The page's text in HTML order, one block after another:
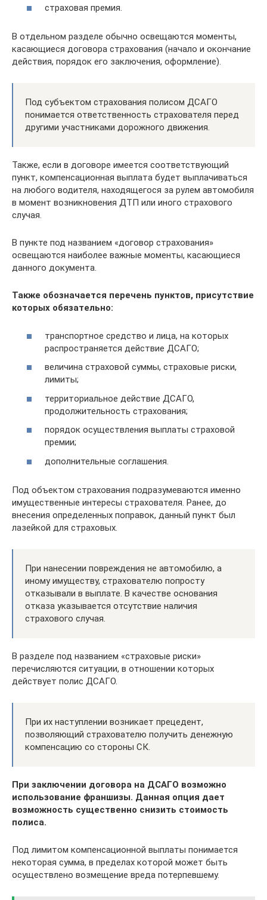
страховая премия.
В отдельном разделе обычно освещаются моменты,
касающиеся договора страхования (начало и окончание
действия, порядок его заключения, оформление).
Под субъектом страхования полисом ДСАГО
понимается ответственность страхователя перед
другими участниками дорожного движения.
Также, если в договоре имеется соответствующий
пункт, компенсационная выплата будет выплачиваться
на любого водителя, находящегося за рулем автомобиля
в момент возникновения ДТП или иного страхового
случая.
В пункте под названием «договор страхования»
освещаются наиболее важные моменты, касающиеся
данного документа.
Также обозначается перечень пунктов, присутствие
которых обязательно:
транспортное средство и лица, на которых
распространяется действие ДСАГО;
величина страховой суммы, страховые риски,
лимиты;
территориальное действие ДСАГО,
продолжительность страхования;
порядок осуществления выплаты страховой
премии;
дополнительные соглашения.
Под объектом страхования подразумеваются именно
имущественные интересы страхователя. Ранее, до
внесения определенных поправок, данный пункт был
лазейкой для страховых.
При нанесении повреждения не автомобилю, а
иному имуществу, страхователю попросту
отказывали в выплате. В качестве основания
отказа указывается отсутствие наличия
страхового случая.
В разделе под названием «страховые риски»
перечисляются ситуации, в отношении которых
действует полис ДСАГО.
При их наступлении возникает прецедент,
позволяющий страхователю получить денежную
компенсацию со стороны СК.
При заключении договора на ДСАГО возможно
использование франшизы. Данная опция дает
возможность существенно снизить стоимость
полиса.
Под лимитом компенсационной выплаты понимается
некоторая сумма, в пределах которой может быть
осуществлено возмещение вреда потерпевшему.